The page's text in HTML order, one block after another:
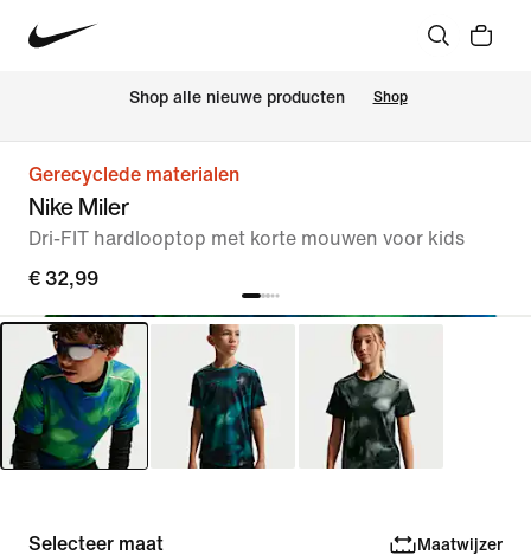
Shop alle nieuwe producten Shop
Gerecyclede materialen
Nike Miler
Dri-FIT hardlooptop met korte mouwen voor kids
€ 32,99
Selecteer maat Maatwijzer